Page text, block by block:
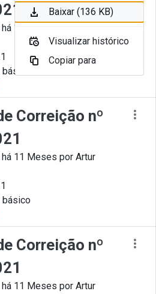
11 Meses por Artur
Correição nº
11 Meses por Artur
básico
Correição nº
11 Meses por Artur
Baixar (136 KB)
Visualizar histórico
Copiar para